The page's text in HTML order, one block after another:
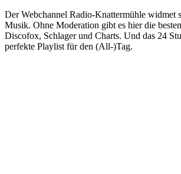
Der Webchannel Radio-Knattermühle widmet
Musik. Ohne Moderation gibt es hier die
Discofox, Schlager und Charts. Und das 24
perfekte Playlist für den (All-)Tag.